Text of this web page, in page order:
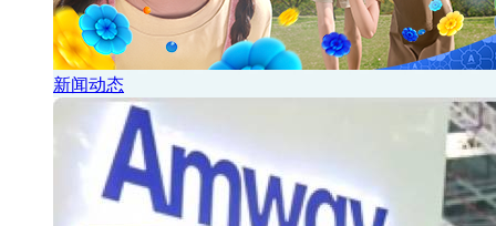
新闻动态